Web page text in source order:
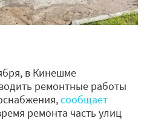
в Кинешме
ремонтные работы
сообщает
ремонта часть улиц